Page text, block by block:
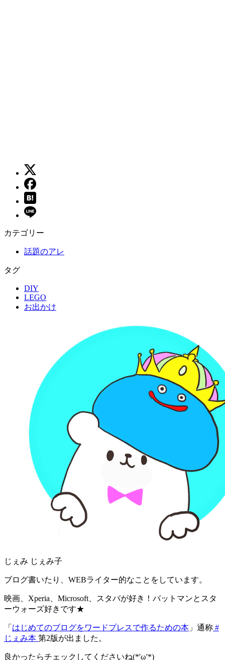
カテゴリー
話題のアレ
タグ
DIY
LEGO
お出かけ
じぇみ じぇみ子
ブログ書いたり、WEBライター的なことをしています。
映画、Xperia、Microsoft、スタバが好き！バットマンとスタ
ーウォーズ好きです★
「 はじめてのブログをワードプレスで作るための本 」通称 #
じぇみ本 第2版が出ました。
良かったらチェックしてくださいね(*'ω'*)